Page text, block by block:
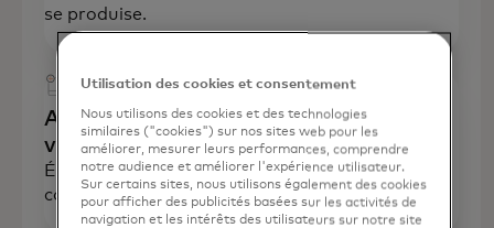
se produise.
Atténuer les risques de la chaîne de
valeur
Éliminer les failles en matière de sécurité et de
conformité.
Utilisation des cookies et consentement
Nous utilisons des cookies et des technologies
similaires ("cookies") sur nos sites web pour les
améliorer, mesurer leurs performances, comprendre
notre audience et améliorer l'expérience utilisateur.
Sur certains sites, nous utilisons également des cookies
pour afficher des publicités basées sur les activités de
navigation et les intérêts des utilisateurs sur notre site